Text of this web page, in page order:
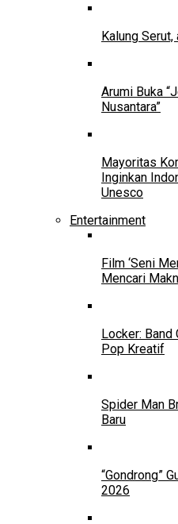
Kalung
Arumi Buka
Nusantara”
Mayoritas
Inginkan
Unesco
Entertainment
Film ‘Seni
Mencari
Locker: Band
Pop Kreatif
Spider Man
Baru
“Gondrong”
2026